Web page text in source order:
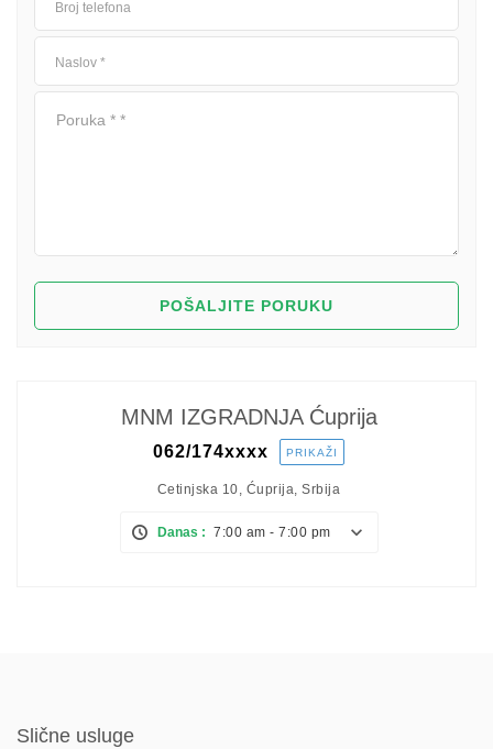
MNM IZGRADNJA Ćuprija
062/174xxxx PRIKAŽI
Cetinjska 10, Ćuprija, Srbija
Danas : 7:00 am - 7:00 pm
Slične usluge